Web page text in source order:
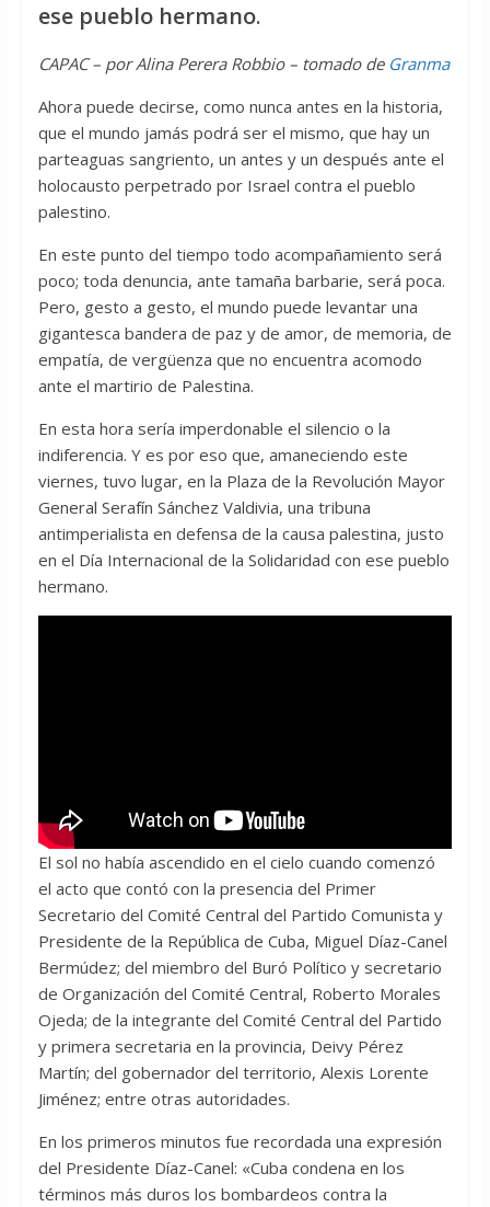
ese pueblo hermano.
CAPAC – por Alina Perera Robbio – tomado de Granma
Ahora puede decirse, como nunca antes en la historia,
que el mundo jamás podrá ser el mismo, que hay un
parteaguas sangriento, un antes y un después ante el
holocausto perpetrado por Israel contra el pueblo
palestino.
En este punto del tiempo todo acompañamiento será
poco; toda denuncia, ante tamaña barbarie, será poca.
Pero, gesto a gesto, el mundo puede levantar una
gigantesca bandera de paz y de amor, de memoria, de
empatía, de vergüenza que no encuentra acomodo
ante el martirio de Palestina.
En esta hora sería imperdonable el silencio o la
indiferencia. Y es por eso que, amaneciendo este
viernes, tuvo lugar, en la Plaza de la Revolución Mayor
General Serafín Sánchez Valdivia, una tribuna
antimperialista en defensa de la causa palestina, justo
en el Día Internacional de la Solidaridad con ese pueblo
hermano.
El sol no había ascendido en el cielo cuando comenzó
el acto que contó con la presencia del Primer
Secretario del Comité Central del Partido Comunista y
Presidente de la República de Cuba, Miguel Díaz-Canel
Bermúdez; del miembro del Buró Político y secretario
de Organización del Comité Central, Roberto Morales
Ojeda; de la integrante del Comité Central del Partido
y primera secretaria en la provincia, Deivy Pérez
Martín; del gobernador del territorio, Alexis Lorente
Jiménez; entre otras autoridades.
En los primeros minutos fue recordada una expresión
del Presidente Díaz-Canel: «Cuba condena en los
términos más duros los bombardeos contra la